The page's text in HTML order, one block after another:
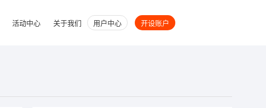
活动中心 关于我们 用户中心 开设账户